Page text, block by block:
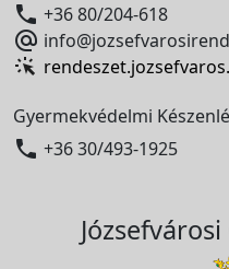
 +36 80/204-618

Gyermekvédelmi
 +36 30/493-1925